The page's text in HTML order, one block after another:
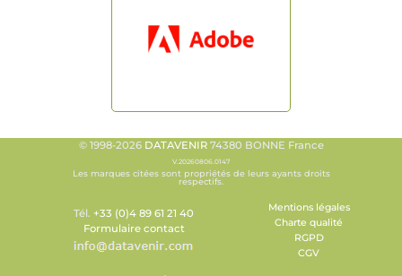
© 1998-2026 DATAVENIR74380 BONNE France
V.20260806.0147
Les marques citées sont propriétés de leurs ayants droits
respectifs.
Tél. +33 (0)4 89 61 21 40
Formulaire contact
Mentions légales
Charte qualité
RGPD
CGV